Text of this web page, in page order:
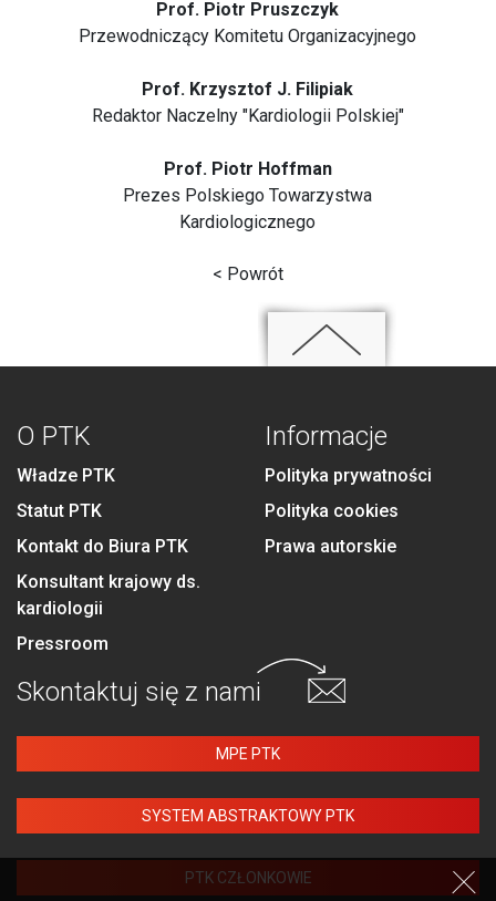
Prof. Piotr Pruszczyk
Przewodniczący Komitetu Organizacyjnego
Prof. Krzysztof J. Filipiak
Redaktor Naczelny "Kardiologii Polskiej"
Prof. Piotr Hoffman
Prezes Polskiego Towarzystwa
Kardiologicznego
< Powrót
O PTK
Władze PTK
Statut PTK
Kontakt do Biura PTK
Konsultant krajowy ds.
kardiologii
Pressroom
Informacje
Polityka prywatności
Polityka cookies
Prawa autorskie
Skontaktuj się z nami
MPE PTK
SYSTEM ABSTRAKTOWY PTK
PTK CZŁONKOWIE